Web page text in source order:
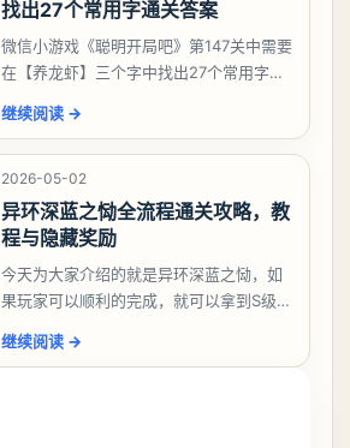
找出27个常用字通关答案
微信小游戏《聪明开局吧》第147关中需要
在【养龙虾】三个字中找出27个常用字，
大、夫、夰、巾、中、虫、下、虾、卜、
囗、吓、卟、
继续阅读 →
2026-05-02
异环深蓝之恸全流程通关攻略，教
程与隐藏奖励
今天为大家介绍的就是异环深蓝之恸，如
果玩家可以顺利的完成，就可以拿到S级弧
比较高的，对于那些新手玩家并不建议直
继续阅读 →